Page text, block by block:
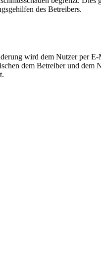
des Betreibers.
wird dem Nutzer per
dem Betreiber und dem